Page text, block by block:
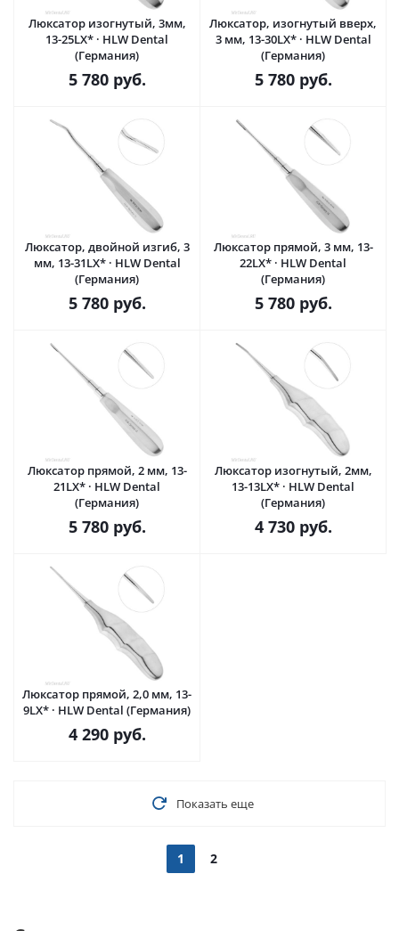
Люксатор изогнутый, 3мм,
13-25LX* · HLW Dental
(Германия)
5 780руб.
Люксатор, изогнутый вверх,
3 мм, 13-30LX* · HLW Dental
(Германия)
5 780руб.
Люксатор, двойной изгиб, 3
мм, 13-31LX* · HLW Dental
(Германия)
5 780руб.
Люксатор прямой, 3 мм, 13-
22LX* · HLW Dental
(Германия)
5 780руб.
Люксатор прямой, 2 мм, 13-
21LX* · HLW Dental
(Германия)
5 780руб.
Люксатор изогнутый, 2мм,
13-13LX* · HLW Dental
(Германия)
4 730руб.
Люксатор прямой, 2,0 мм, 13-
9LX* · HLW Dental (Германия)
4 290руб.
Показать еще
1 2